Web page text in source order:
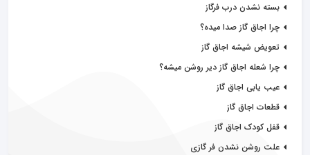
بسته نشدن درب فرگاز
چرا اجاق گاز صدا میده؟
تعویض شیشه اجاق گاز
چرا شعله اجاق گاز دیر روشن میشه؟
عیب یابی اجاق گاز
قطعات اجاق گاز
قفل کودک اجاق گاز
علت روشن نشدن فر گازی